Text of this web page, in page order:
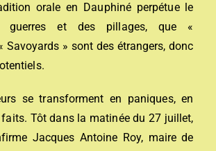
orale en Dauphiné perpétue le
guerres et des pillages, que «
Savoyards » sont des étrangers, donc
se transforment en paniques, en
Tôt dans la matinée du 27 juillet,
Jacques Antoine Roy, maire de